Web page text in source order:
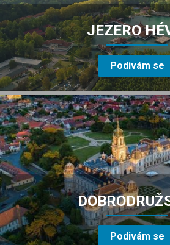
JEZERO
Podivám se
Podivám se